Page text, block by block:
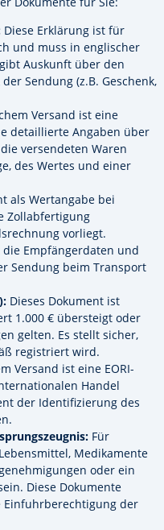
Diese Erklärung ist für
und muss in englischer
Auskunft über den
Sendung (z.B. Geschenk,
Versand ist eine
detaillierte Angaben über
versendeten Waren
des Wertes und einer
als Wertangabe bei
Zollabfertigung
vorliegt.
Empfängerdaten und
Sendung beim Transport
Dieses Dokument ist
1.000 € übersteigt oder
gelten. Es stellt sicher,
registriert wird.
Versand ist eine EORI-
Handel
der Identifizierung des
Für
Medikamente
oder ein
Diese Dokumente
der